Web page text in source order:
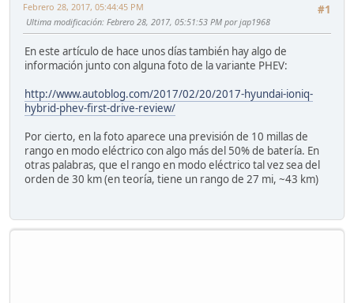
#1
Febrero 28, 2017, 05:44:45 PM
Ultima modificación: Febrero 28, 2017, 05:51:53 PM por jap1968
En este artículo de hace unos días también hay algo de
información junto con alguna foto de la variante PHEV:
http://www.autoblog.com/2017/02/20/2017-hyundai-ioniq-
hybrid-phev-first-drive-review/
Por cierto, en la foto aparece una previsión de 10 millas de
rango en modo eléctrico con algo más del 50% de batería. En
otras palabras, que el rango en modo eléctrico tal vez sea del
orden de 30 km (en teoría, tiene un rango de 27 mi, ~43 km)